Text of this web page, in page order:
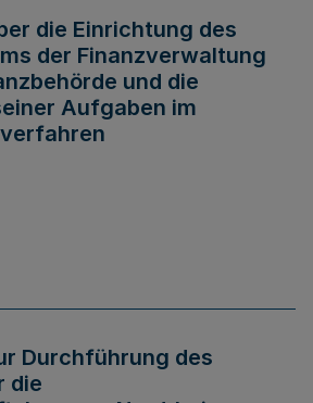
die Einrichtung des
der Finanzverwaltung
und die
Aufgaben im
Durchführung des
die